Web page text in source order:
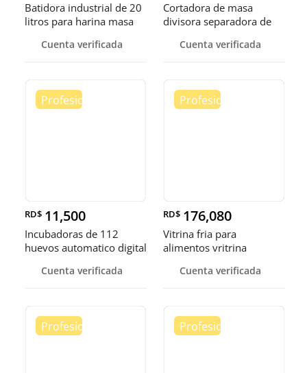
Batidora industrial de 20
litros para harina masa
Cuenta verificada
Cortadora de masa
divisora separadora de
Cuenta verificada
RD$ 11,500
Incubadoras de 112
huevos automatico digital
Cuenta verificada
RD$ 176,080
Vitrina fria para
alimentos vritrina
Cuenta verificada